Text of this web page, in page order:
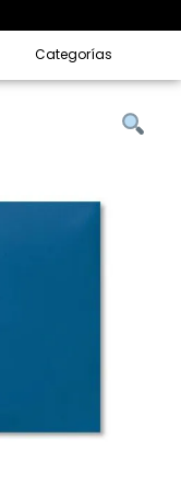
Categorías